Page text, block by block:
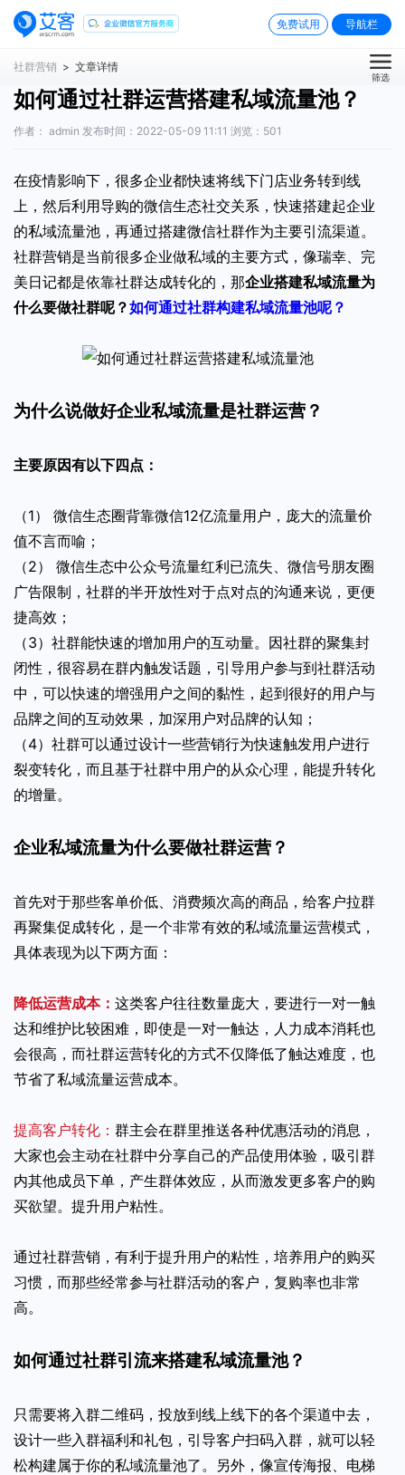
免费试用 导航栏
社群营销 > 文章详情
筛选
如何通过社群运营搭建私域流量池？
作者： admin 发布时间：2022-05-09 11:11 浏览： 501
在疫情影响下，很多企业都快速将线下门店业务转到线
上，然后利用导购的微信生态社交关系，快速搭建起企业
的私域流量池，再通过搭建微信社群作为主要引流渠道。
社群营销是当前很多企业做私域的主要方式，像瑞幸、完
美日记都是依靠社群达成转化的，那企业搭建私域流量为
什么要做社群呢？如何通过社群构建私域流量池呢？
为什么说做好企业私域流量是社群运营？
主要原因有以下四点：
（1） 微信生态圈背靠微信12亿流量用户，庞大的流量价
值不言而喻；
（2） 微信生态中公众号流量红利已流失、微信号朋友圈
广告限制，社群的半开放性对于点对点的沟通来说，更便
捷高效；
（3）社群能快速的增加用户的互动量。因社群的聚集封
闭性，很容易在群内触发话题，引导用户参与到社群活动
中，可以快速的增强用户之间的黏性，起到很好的用户与
品牌之间的互动效果，加深用户对品牌的认知；
（4）社群可以通过设计一些营销行为快速触发用户进行
裂变转化，而且基于社群中用户的从众心理，能提升转化
的增量。
企业私域流量为什么要做社群运营？
首先对于那些客单价低、消费频次高的商品，给客户拉群
再聚集促成转化，是一个非常有效的私域流量运营模式，
具体表现为以下两方面：
降低运营成本： 这类客户往往数量庞大，要进行一对一触
达和维护比较困难，即使是一对一触达，人力成本消耗也
会很高，而社群运营转化的方式不仅降低了触达难度，也
节省了私域流量运营成本。
提高客户转化： 群主会在群里推送各种优惠活动的消息，
大家也会主动在社群中分享自己的产品使用体验，吸引群
内其他成员下单，产生群体效应，从而激发更多客户的购
买欲望。提升用户粘性。
通过社群营销，有利于提升用户的粘性，培养用户的购买
习惯，而那些经常参与社群活动的客户，复购率也非常
高。
如何通过社群引流来搭建私域流量池？
只需要将入群二维码，投放到线上线下的各个渠道中去，
设计一些入群福利和礼包，引导客户扫码入群，就可以轻
松构建属于你的私域流量池了。另外，像宣传海报、电梯